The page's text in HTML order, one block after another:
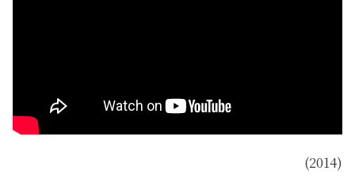
(2014)